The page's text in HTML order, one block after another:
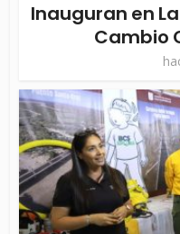
Inauguran en
Cambio